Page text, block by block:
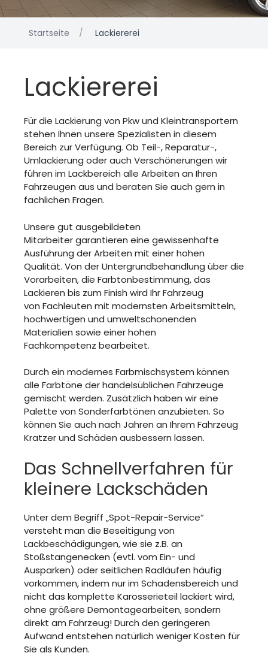
Startseite Lackiererei
Lackiererei
Für die Lackierung von Pkw und Kleintransportern
stehen Ihnen unsere Spezialisten in diesem
Bereich zur Verfügung. Ob Teil-, Reparatur-,
Umlackierung oder auch Verschönerungen wir
führen im Lackbereich alle Arbeiten an Ihren
Fahrzeugen aus und beraten Sie auch gern in
fachlichen Fragen.
Unsere gut ausgebildeten
Mitarbeiter garantieren eine gewissenhafte
Ausführung der Arbeiten mit einer hohen
Qualität. Von der Untergrundbehandlung über die
Vorarbeiten, die Farbtonbestimmung, das
Lackieren bis zum Finish wird Ihr Fahrzeug
von Fachleuten mit modernsten Arbeitsmitteln,
hochwertigen und umweltschonenden
Materialien sowie einer hohen
Fachkompetenz bearbeitet.
Durch ein modernes Farbmischsystem können
alle Farbtöne der handelsüblichen Fahrzeuge
gemischt werden. Zusätzlich haben wir eine
Palette von Sonderfarbtönen anzubieten. So
können Sie auch nach Jahren an Ihrem Fahrzeug
Kratzer und Schäden ausbessern lassen.
Das Schnellverfahren für
kleinere Lackschäden
Unter dem Begriff „Spot-Repair-Service“
versteht man die Beseitigung von
Lackbeschädigungen, wie sie z.B. an
Stoßstangenecken (evtl. vom Ein- und
Ausparken) oder seitlichen Radläufen häufig
vorkommen, indem nur im Schadensbereich und
nicht das komplette Karosserieteil lackiert wird,
ohne größere Demontagearbeiten, sondern
direkt am Fahrzeug! Durch den geringeren
Aufwand entstehen natürlich weniger Kosten für
Sie als Kunden.